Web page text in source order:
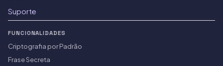
Suporte
FUNCIONALIDADES
Criptografia por Padrão
Frase Secreta